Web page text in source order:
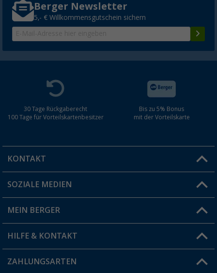
Berger Newsletter
5,- € Willkommensgutschein sichern
30 Tage Rückgaberecht
100 Tage für Vorteilskartenbesitzer
Bis zu 5% Bonus
mit der Vorteilskarte
KONTAKT
Du hast eine Frage?
Filiale finden
SOZIALE MEDIEN
MEIN BERGER
Vorteilskarte
Blog
HILFE & KONTAKT
FAQ & Kontakt
ZAHLUNGSARTEN